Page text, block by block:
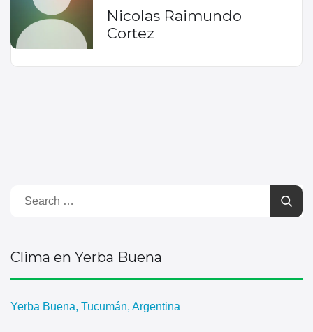
Nicolas Raimundo
Cortez
Clima en Yerba Buena
Yerba Buena, Tucumán, Argentina